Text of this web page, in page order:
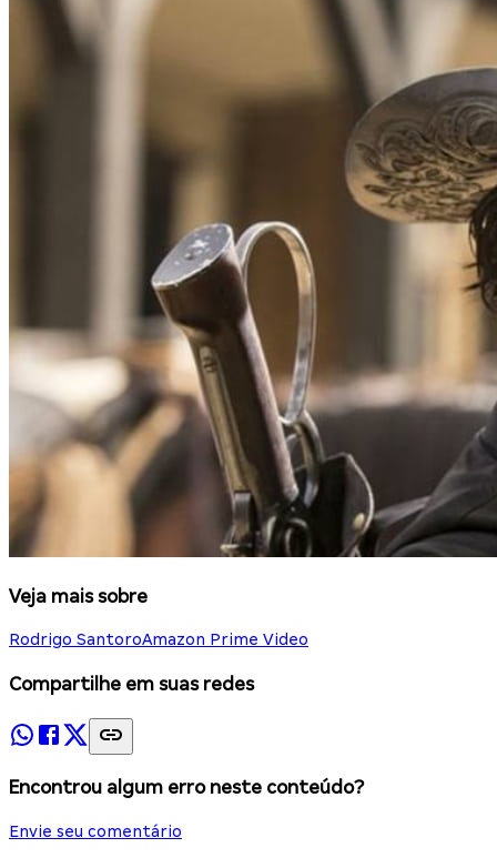
Veja mais sobre
Rodrigo SantoroAmazon Prime Video
Compartilhe em suas redes
Encontrou algum erro neste conteúdo?
Envie seu comentário